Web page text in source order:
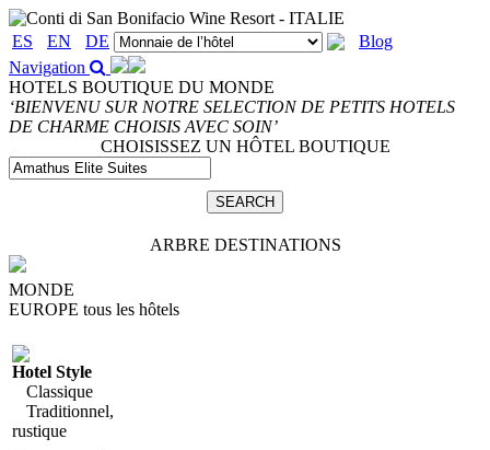
ES EN DE
Blog
Navigation
HOTELS BOUTIQUE DU MONDE
‘BIENVENU SUR NOTRE SELECTION DE PETITS HOTELS
DE CHARME CHOISIS AVEC SOIN’
CHOISISSEZ UN HÔTEL BOUTIQUE
ARBRE DESTINATIONS
MONDE
EUROPE tous les hôtels
Hotel Style
Classique
Traditionnel,
rustique